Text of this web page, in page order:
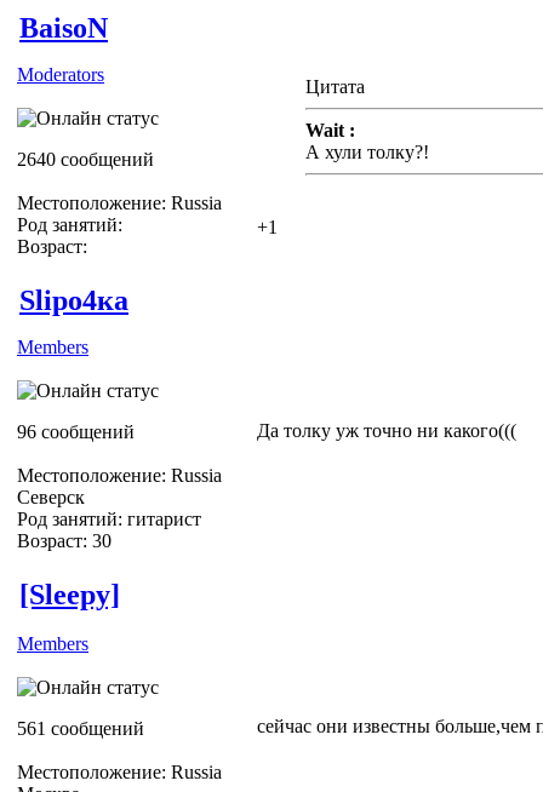
BaisoN
Moderators
2640 сообщений
Местоположение: Russia
Род занятий:
Возраст:
Цитата
Wait :
А хули толку?!
+1
Slipо4ка
Members
96 сообщений
Местоположение: Russia
Северск
Род занятий: гитарист
Возраст: 30
Да толку уж точно ни какого(((
[Sleepy]
Members
561 сообщений
Местоположение: Russia
сейчас они известны больше,чем